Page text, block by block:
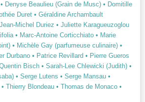
• Denyse Beaulieu (Grain de Musc) • Domitille
Duret • Géraldine Archambault
Michel Duriez • Juliette Karagueuzoglou
• Marc-Antoine Corticchiato • Marie
• Michèle Gay (parfumeuse culinaire) •
Durbano • Patrice Revillard • Pierre Gueros
Bisch • Sarah-Lee Chlewicki (Judith) •
• Serge Lutens • Serge Mansau •
• Thierry Blondeau • Thomas de Monaco •